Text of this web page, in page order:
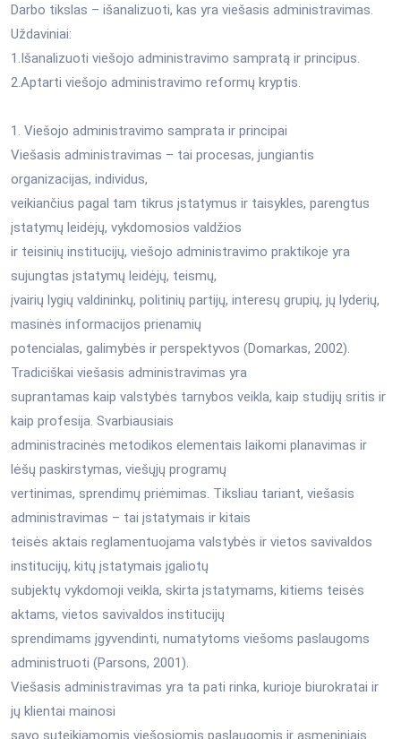
Darbo tikslas – išanalizuoti, kas yra viešasis administravimas.
Uždaviniai:
1.Išanalizuoti viešojo administravimo sampratą ir principus.
2.Aptarti viešojo administravimo reformų kryptis.
1. Viešojo administravimo samprata ir principai
Viešasis administravimas – tai procesas, jungiantis
organizacijas, individus,
veikiančius pagal tam tikrus įstatymus ir taisykles, parengtus
įstatymų leidėjų, vykdomosios valdžios
ir teisinių institucijų, viešojo administravimo praktikoje yra
sujungtas įstatymų leidėjų, teismų,
įvairių lygių valdininkų, politinių partijų, interesų grupių, jų lyderių,
masinės informacijos prienamių
potencialas, galimybės ir perspektyvos (Domarkas, 2002).
Tradiciškai viešasis administravimas yra
suprantamas kaip valstybės tarnybos veikla, kaip studijų sritis ir
kaip profesija. Svarbiausiais
administracinės metodikos elementais laikomi planavimas ir
lėšų paskirstymas, viešųjų programų
vertinimas, sprendimų priėmimas. Tiksliau tariant, viešasis
administravimas – tai įstatymais ir kitais
teisės aktais reglamentuojama valstybės ir vietos savivaldos
institucijų, kitų įstatymais įgaliotų
subjektų vykdomoji veikla, skirta įstatymams, kitiems teisės
aktams, vietos savivaldos institucijų
sprendimams įgyvendinti, numatytoms viešoms paslaugoms
administruoti (Parsons, 2001).
Viešasis administravimas yra ta pati rinka, kurioje biurokratai ir
jų klientai mainosi
savo suteikiamomis viešosiomis paslaugomis ir asmeniniais